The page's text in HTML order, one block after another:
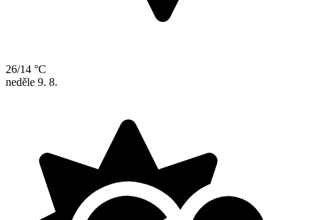
26/14 °C
neděle 9. 8.